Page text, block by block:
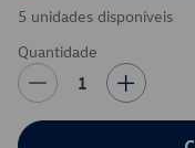
5 unidades disponíveis
Quantidade
1